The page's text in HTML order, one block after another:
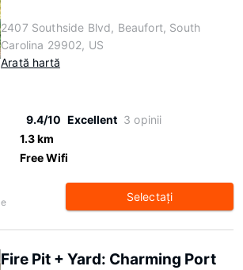
2407 Southside Blvd, Beaufort, South
Carolina 29902, US
Arată hartă
9.4/10 Excellent 3 opinii
1.3 km
Free Wifi
Selectaţi
Fire Pit + Yard: Charming Port